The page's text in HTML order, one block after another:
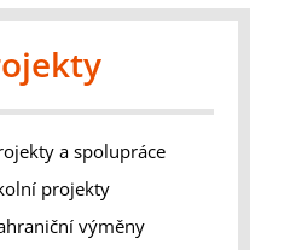
a spolupráce
projekty
výměny